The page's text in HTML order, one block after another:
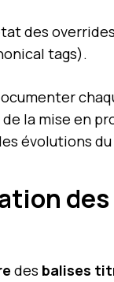
des
tags).
la mise en
évolutions
des balises